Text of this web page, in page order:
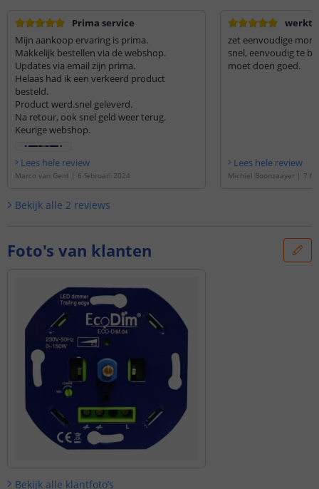
Prima service
Mijn aankoop ervaring is prima.
Makkelijk bestellen via de webshop.
Updates via email zijn prima.
Helaas had ik een verkeerd product
besteld.
Product werd.snel geleverd.
Na retour, ook snel geld weer terug.
Keurige webshop.
Lees hele review
Marco van Gent | 6 februari 2024
werkt
zet eenvoudige
snel, eenvoudig te
moet doen goed.
Lees hele review
Michiel Boonzaayer| 7
Bekijk alle 2 reviews
Foto's van klanten
Bekijk alle klantfoto’s